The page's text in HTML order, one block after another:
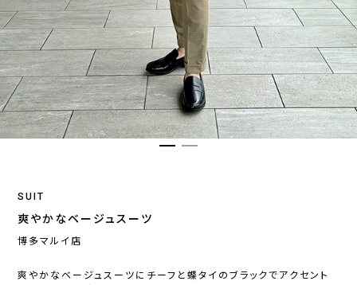
SUIT
爽やかなベージュスーツ
博多マルイ店
爽やかなベージュスーツにチーフと蝶タイのブラックでアクセント